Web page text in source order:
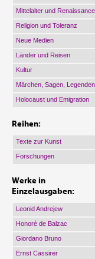
Mittelalter und Renaissance
Religion und Toleranz
Neue Medien
Länder und Reisen
Kultur
Märchen, Sagen, Legenden
Holocaust und Emigration
Reihen:
Texte zur Kunst
Forschungen
Werke in
Einzelausgaben:
Leonid Andrejew
Honoré de Balzac
Giordano Bruno
Ernst Cassirer